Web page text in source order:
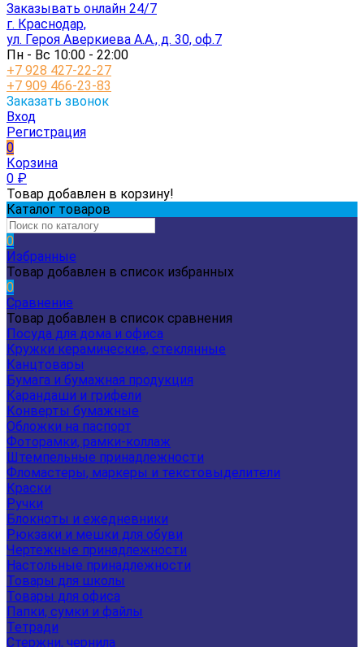
Заказывать онлайн 24/7
г. Краснодар,
ул. Героя Аверкиева А.А., д. 30, оф.7
Пн - Вс 10:00 - 22:00
+7 928 427-22-27
+7 909 466-23-83
Заказать звонок
Вход
Регистрация
0
Корзина
0 ₽
Товар добавлен в корзину!
Каталог товаров
0
Избранные
Товар добавлен в список избранных
0
Сравнение
Товар добавлен в список сравнения
Посуда для дома и офиса
Кружки керамические, стеклянные
Канцтовары
Бумага и бумажная продукция
Карандаши и грифели
Конверты бумажные
Обложки на паспорт
Фоторамки, рамки-коллаж
Штемпельные принадлежности
Фломастеры, маркеры и текстовыделители
Краски
Ручки
Блокноты и ежедневники
Рюкзаки и мешки для обуви
Чертежные принадлежности
Настольные принадлежности
Товары для школы
Товары для офиса
Папки, сумки и файлы
Тетради
Стержни, чернила